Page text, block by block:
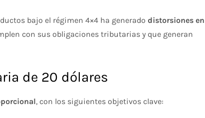
bajo el régimen 4×4 ha generadodistorsiones en
con sus obligaciones tributarias y que generan
de 20 dólares
, con los siguientes objetivos clave: